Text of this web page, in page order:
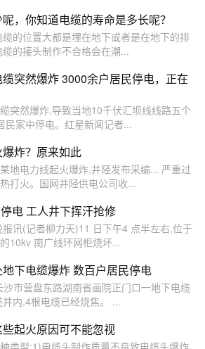
，你知道电缆的寿命是多长呢？
的位置大都是埋在地下或者是在地下的排
的接头制作不合格会在潮...
突然爆炸 3000余户居民停电，正在
突然爆炸,导致当地10千伏汇坝线线路五个
民家中停电。红星新闻记者...
炸？原来如此
地电力线起火爆炸,井陉发布采编... 严重过
打火。国网井陉供电公司收...
电 工人井下挥汗抢修
讯(记者柳力天)11 日下午4 点半左右,位于
10kv 南广线环网柜烧坏...
下电缆爆炸 数百户居民停电
市营盘东路湖南省画院正门口一地下电缆
内,4根电缆已经烧焦。 ...
起火原因可不能忽视